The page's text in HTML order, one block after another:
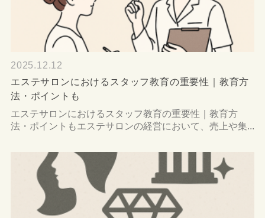
2025.12.12
エステサロンにおけるスタッフ教育の重要性｜教育方
法・ポイントも
エステサロンにおけるスタッフ教育の重要性｜教育方
法・ポイントもエステサロンの経営において、売上や集...